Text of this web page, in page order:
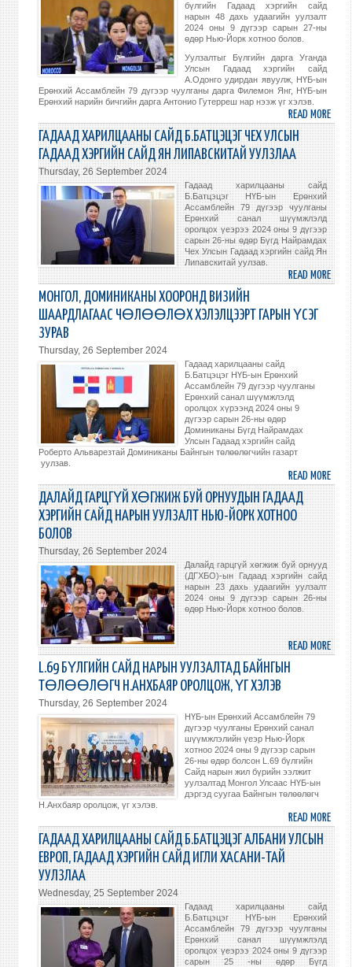
ТОЙ
бүлгийн Гадаад хэргийн сайд
нарын 48 дахь удаагийн уулзалт
2024 оны 9 дүгээр сарын 27-ны
өдөр Нью-Йорк хотноо болов.
Уулзалтыг Бүлгийн дарга Уганда
Улсын Гадаад хэргийн сайд
А.Одонго удирдан явуулж, НҮБ-ын
Ерөнхий Ассамблейн 79 дүгээр чуулганы дарга Филемон Янг, НҮБ-ын
Ерөнхий нарийн бичгийн дарга Антонио Гутерреш нар нээж үг хэлэв.
READ MORE
БУЙ
77-
ГИЙН
НЬЮ-
ЙОРК
ГАДААД ХАРИЛЦААНЫ САЙД Б.БАТЦЭЦЭГ ЧЕХ УЛСЫН
ГАДААД ХЭРГИЙН САЙД ЯН ЛИПАВСКИТАЙ УУЛЗЛАА
Thursday, 26 September 2024
Гадаад харилцааны сайд
Б.Батцэцэг НҮБ-ын Ерөнхий
Ассамблейн 79 дүгээр чуулганы
Ерөнхий санал шүүмжлэлд
оролцох үеэрээ 2024 оны 9 дүгээр
сарын 26-ны өдөр Бүгд Найрамдах
Чех Улсын Гадаад хэргийн сайд Ян
Липавскитай уулзав.
READ MORE
МОНГОЛ, ДОМИНИКАНЫ ХООРОНД ВИЗИЙН
ШААРДЛАГААС ЧӨЛӨӨЛӨХ ХЭЛЭЛЦЭЭРТ ГАРЫН ҮСЭГ
ЗУРАВ
Thursday, 26 September 2024
Гадаад харилцааны сайд
Б.Батцэцэг НҮБ-ын Ерөнхий
Ассамблейн 79 дүгээр чуулганы
Ерөнхий санал шүүмжлэлд
оролцох хүрээнд 2024 оны 9
дүгээр сарын 26-ны өдөр
Доминиканы Бүгд Найрамдах
Улсын Гадаад хэргийн сайд
Роберто Альварезтай Доминиканы Байнгын төлөөлөгчийн газарт
уулзав.
READ MORE
ҮСЭГ
ДАЛАЙД ГАРЦГҮЙ ХӨГЖИЖ БУЙ ОРНУУДЫН ГАДААД
ХЭРГИЙН САЙД НАРЫН УУЛЗАЛТ НЬЮ-ЙОРК ХОТНОО
БОЛОВ
Thursday, 26 September 2024
Далайд гарцгүй хөгжиж буй орнууд
(ДГХБО)-ын Гадаад хэргийн сайд
нарын 23 дахь удаагийн уулзалт
2024 оны 9 дүгээр сарын 26-ны
өдөр Нью-Йорк хотноо болов.
READ MORE
НЬЮ-
ЙОРК
L.69 БҮЛГИЙН САЙД НАРЫН УУЛЗАЛТАД БАЙНГЫН
ТӨЛӨӨЛӨГЧ Н.АНХБАЯР ОРОЛЦОЖ, ҮГ ХЭЛЭВ
Thursday, 26 September 2024
НҮБ-ын Ерөнхий Ассамблейн 79
дүгээр чуулганы Ерөнхий санал
шүүмжлэлийн үеэр Нью-Йорк
хотноо 2024 оны 9 дүгээр сарын
26-ны өдөр болсон L.69 бүлгийн
Сайд нарын жил бүрийн ээлжит
уулзалтад Монгол Улсаас НҮБ-ын
дэргэд суугаа Байнгын төлөөлөгч
Н.Анхбаяр оролцож, үг хэлэв.
READ MORE
L.69
ГАДААД ХАРИЛЦААНЫ САЙД Б.БАТЦЭЦЭГ АЛБАНИ УЛСЫН
ЕВРОП, ГАДААД ХЭРГИЙН САЙД ИГЛИ ХАСАНИ-ТАЙ
УУЛЗЛАА
Wednesday, 25 September 2024
Гадаад харилцааны сайд
Б.Батцэцэг НҮБ-ын Ерөнхий
Ассамблейн 79 дүгээр чуулганы
Ерөнхий санал шүүмжлэлд
оролцох үеэрээ 2024 оны 9 дүгээр
сарын 25 -ны өдөр Бүгд